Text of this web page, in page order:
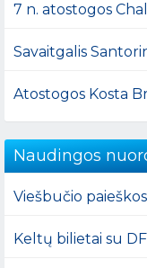
7 n. atostogos
Savaitgalis
Atostogos Kosta
Naudingos
Viešbučio
Keltų bilietai su